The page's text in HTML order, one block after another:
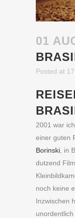
01
Posted at
2001 war
einer guten
Borinski , in
dutzend
noch keine
Inzwischen